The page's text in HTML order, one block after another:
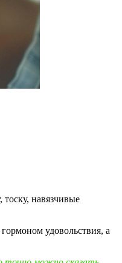
навязчивые
удовольствия, а